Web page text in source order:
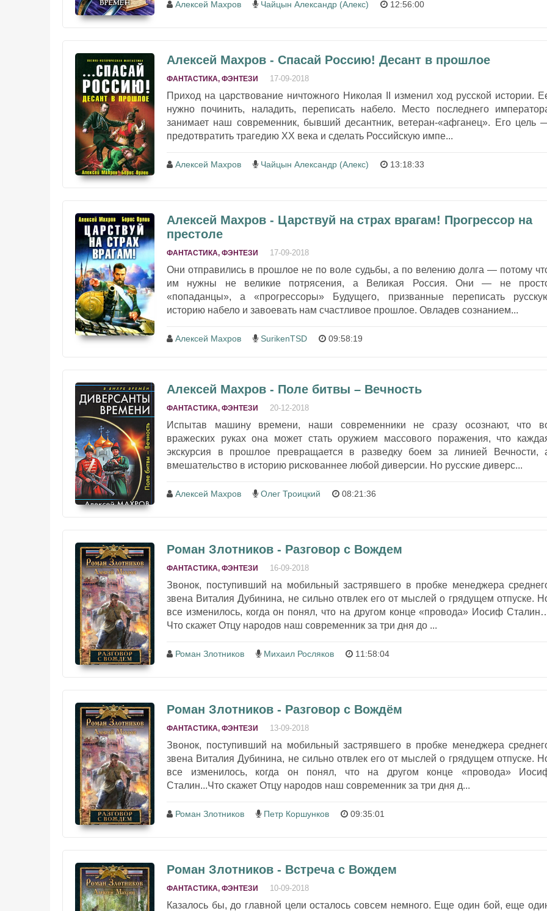
Алексей Махров Чайцын Александр (Алекс) 12:56:00
Алексей Махров - Спасай Россию! Десант в прошлое
ФАНТАСТИКА, ФЭНТЕЗИ 17-09-2018
Приход на царствование ничтожного Николая II изменил ход русской истории.
нужно починить, наладить, переписать набело. Место последнего
занимает наш современник, бывший десантник, ветеран-«афганец». Его цель
предотвратить трагедию XX века и сделать Российскую импе...
Алексей Махров Чайцын Александр (Алекс) 13:18:33
Алексей Махров - Царствуй на страх врагам! Прогрессор на
престоле
ФАНТАСТИКА, ФЭНТЕЗИ 17-09-2018
Они отправились в прошлое не по воле судьбы, а по велению долга — потому
им нужны не великие потрясения, а Великая Россия. Они — не
«попаданцы», а «прогрессоры» Будущего, призванные переписать
историю набело и завоевать нам счастливое прошлое. Овладев сознанием...
Алексей Махров SurikenTSD 09:58:19
Алексей Махров - Поле битвы – Вечность
ФАНТАСТИКА, ФЭНТЕЗИ 20-12-2018
Испытав машину времени, наши современники не сразу осознают, что
вражеских руках она может стать оружием массового поражения, что
экскурсия в прошлое превращается в разведку боем за линией Вечности,
вмешательство в историю рискованнее любой диверсии. Но русские диверс...
Алексей Махров Олег Троицкий 08:21:36
Роман Злотников - Разговор с Вождем
ФАНТАСТИКА, ФЭНТЕЗИ 16-09-2018
Звонок, поступивший на мобильный застрявшего в пробке менеджера
звена Виталия Дубинина, не сильно отвлек его от мыслей о грядущем отпуске.
все изменилось, когда он понял, что на другом конце «провода» Иосиф
Что скажет Отцу народов наш современник за три дня до ...
Роман Злотников Михаил Росляков 11:58:04
Роман Злотников - Разговор с Вождём
ФАНТАСТИКА, ФЭНТЕЗИ 13-09-2018
Звонок, поступивший на мобильный застрявшего в пробке менеджера
звена Виталия Дубинина, не сильно отвлек его от мыслей о грядущем отпуске.
все изменилось, когда он понял, что на другом конце «провода»
Сталин...Что скажет Отцу народов наш современник за три дня д...
Роман Злотников Петр Коршунков 09:35:01
Роман Злотников - Встреча с Вождем
ФАНТАСТИКА, ФЭНТЕЗИ 10-09-2018
Казалось бы, до главной цели осталось совсем немного. Еще один бой, еще